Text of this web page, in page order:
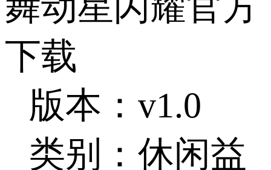
下载
版本：v1.0
类别：休闲益